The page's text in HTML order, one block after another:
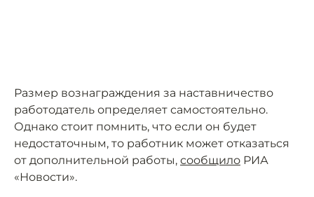
Размер вознаграждения за наставничество
работодатель определяет самостоятельно.
Однако стоит помнить, что если он будет
недостаточным, то работник может отказаться
от дополнительной работы, сообщило РИА
«Новости».